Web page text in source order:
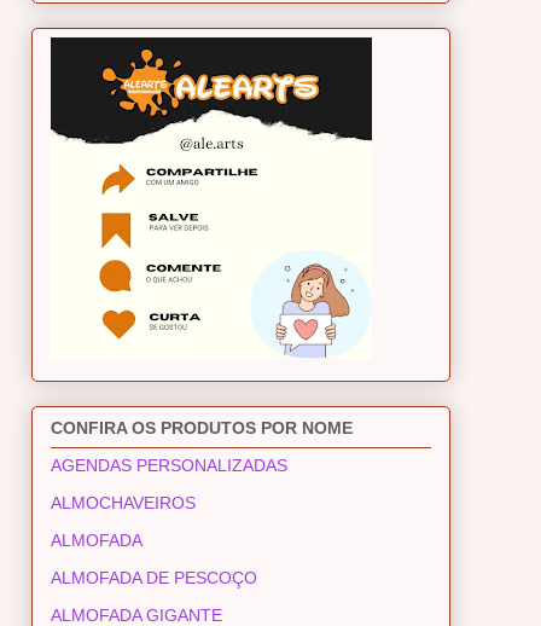
CONFIRA OS PRODUTOS POR NOME
AGENDAS PERSONALIZADAS
ALMOCHAVEIROS
ALMOFADA
ALMOFADA DE PESCOÇO
ALMOFADA GIGANTE